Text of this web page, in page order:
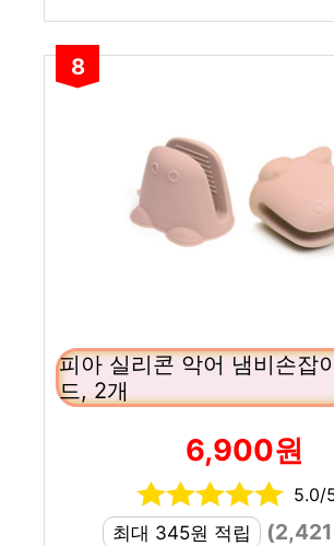
8
피아 실리콘 악어 냄비손잡
드, 2개
6,900원
5.0/
최대 345원 적립